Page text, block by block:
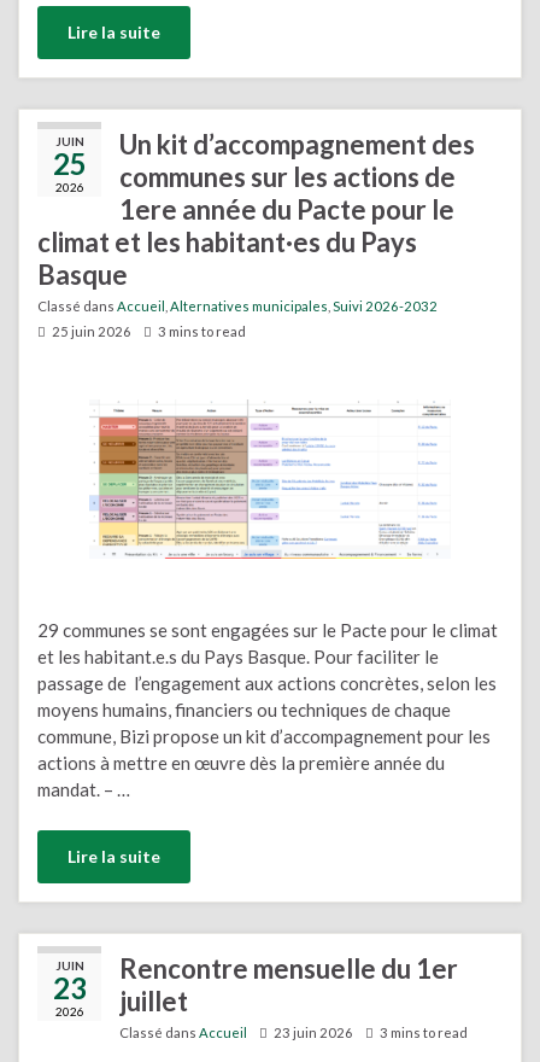
Lire la suite
JUIN
25
2026
Un kit d’accompagnement des
communes sur les actions de
1ere année du Pacte pour le
climat et les habitant·es du Pays
Basque
Classé dans Accueil Alternatives municipales Suivi 2026-2032
25 juin 2026
3 mins to read
29 communes se sont engagées sur le Pacte pour le climat
et les habitant.e.s du Pays Basque. Pour faciliter le
passage de l’engagement aux actions concrètes, selon les
moyens humains, financiers ou techniques de chaque
commune, Bizi propose un kit d’accompagnement pour les
actions à mettre en œuvre dès la première année du
mandat. – …
Lire la suite
JUIN
23
2026
Rencontre mensuelle du 1er
juillet
Classé dans Accueil 23 juin 2026 3 mins to read